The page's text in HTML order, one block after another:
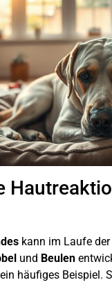
kann im Laufe
und Beulen
häufiges Beispiel.